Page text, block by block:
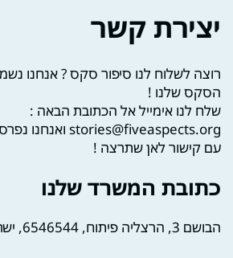
יצירת קשר
רוצה לשלוח לנו סיפור סקס ? אנחנו
הסקס שלנו !
שלח לנו אימייל אל הכתובת הבאה :
stories@fiveaspects.org ואנחנו
עם קישור לאן שתרצה !
כתובת המשרד שלנו
הבושם 3, הרצליה פיתוח, 6546544, ישראל.